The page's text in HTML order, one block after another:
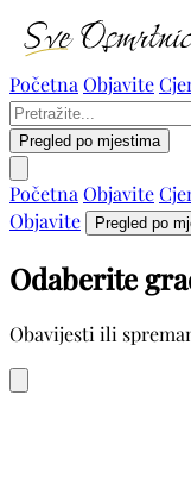
Početna Objavite
Pregled po mjestima
Početna Objavite
Objavite
Pregled po
Odaberite
Obavijesti ili